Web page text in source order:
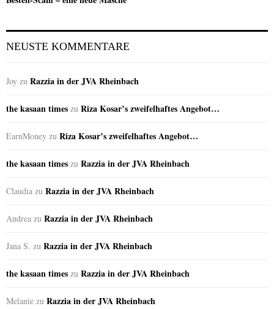
NEUSTE KOMMENTARE
Joy zu Razzia in der JVA Rheinbach
the kasaan times zu Riza Kosar’s zweifelhaftes Angebot…
EarnMoney zu Riza Kosar’s zweifelhaftes Angebot…
the kasaan times zu Razzia in der JVA Rheinbach
Claudia zu Razzia in der JVA Rheinbach
Andrea zu Razzia in der JVA Rheinbach
Jana S. zu Razzia in der JVA Rheinbach
the kasaan times zu Razzia in der JVA Rheinbach
Melanie zu Razzia in der JVA Rheinbach